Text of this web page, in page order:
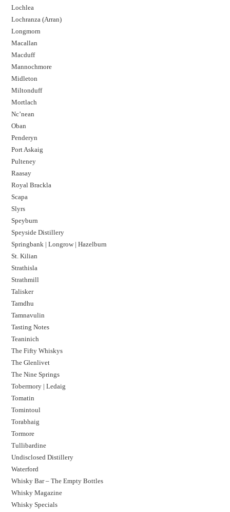
Lochlea
Lochranza (Arran)
Longmorn
Macallan
Macduff
Mannochmore
Midleton
Miltonduff
Mortlach
Nc’nean
Oban
Penderyn
Port Askaig
Pulteney
Raasay
Royal Brackla
Scapa
Slyrs
Speyburn
Speyside Distillery
Springbank | Longrow | Hazelburn
St. Kilian
Strathisla
Strathmill
Talisker
Tamdhu
Tamnavulin
Tasting Notes
Teaninich
The Fifty Whiskys
The Glenlivet
The Nine Springs
Tobermory | Ledaig
Tomatin
Tomintoul
Torabhaig
Tormore
Tullibardine
Undisclosed Distillery
Waterford
Whisky Bar – The Empty Bottles
Whisky Magazine
Whisky Specials